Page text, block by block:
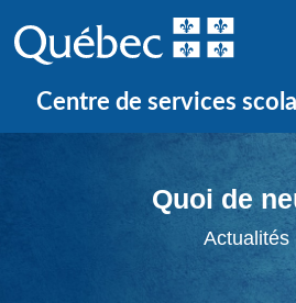
Centre de services
Quoi de
Actualités